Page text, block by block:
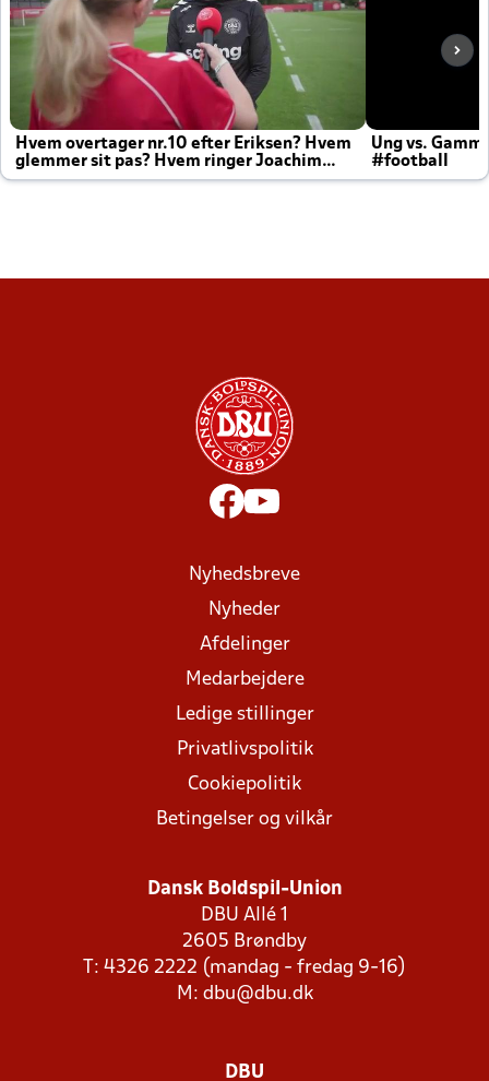
Hvem overtager nr.10 efter Eriksen? Hvem
glemmer sit pas? Hvem ringer Joachim
altid til efter kampe?
Ung vs.
#football
Nyhedsbreve
Nyheder
Afdelinger
Medarbejdere
Ledige stillinger
Privatlivspolitik
Cookiepolitik
Betingelser og vilkår
Dansk Boldspil-Union
DBU Allé 1
2605 Brøndby
T: 4326 2222 (mandag - fredag 9-16)
M: dbu@dbu.dk
DBU